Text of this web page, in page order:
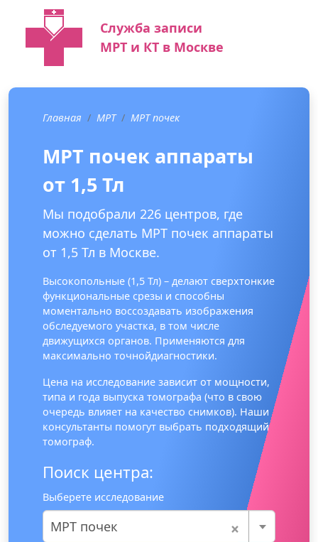
Служба записи
МРТ и КТ в Москве
Главная МРТ МРТ почек
МРТ почек аппараты
от 1,5 Тл
Мы подобрали 226 центров, где
можно сделать МРТ почек аппараты
от 1,5 Тл в Москве.
Высокопольные (1,5 Тл) – делают сверхтонкие
функциональные срезы и способны
моментально воссоздавать изображения
обследуемого участка, в том числе
движущихся органов. Применяются для
максимально точнойдиагностики.
Цена на исследование зависит от мощности,
типа и года выпуска томографа (что в свою
очередь влияет на качество снимков). Наши
консультанты помогут выбрать подходящий
томограф.
Поиск центра:
Выберете исследование
×
МРТ почек